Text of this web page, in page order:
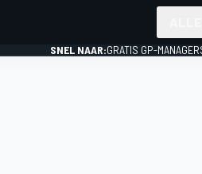
SNEL NAAR:GRATIS GP-